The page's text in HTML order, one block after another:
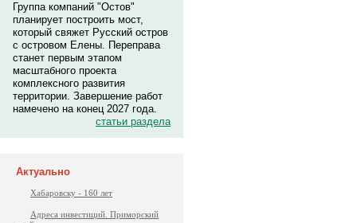
Группа компаний "Остов"
планирует построить мост,
который свяжет Русский остров
с островом Елены. Переправа
станет первым этапом
масштабного проекта
комплексного развития
территории. Завершение работ
намечено на конец 2027 года.
статьи раздела
Актуально
Хабаровску - 160 лет
Адреса инвестиций. Приморский